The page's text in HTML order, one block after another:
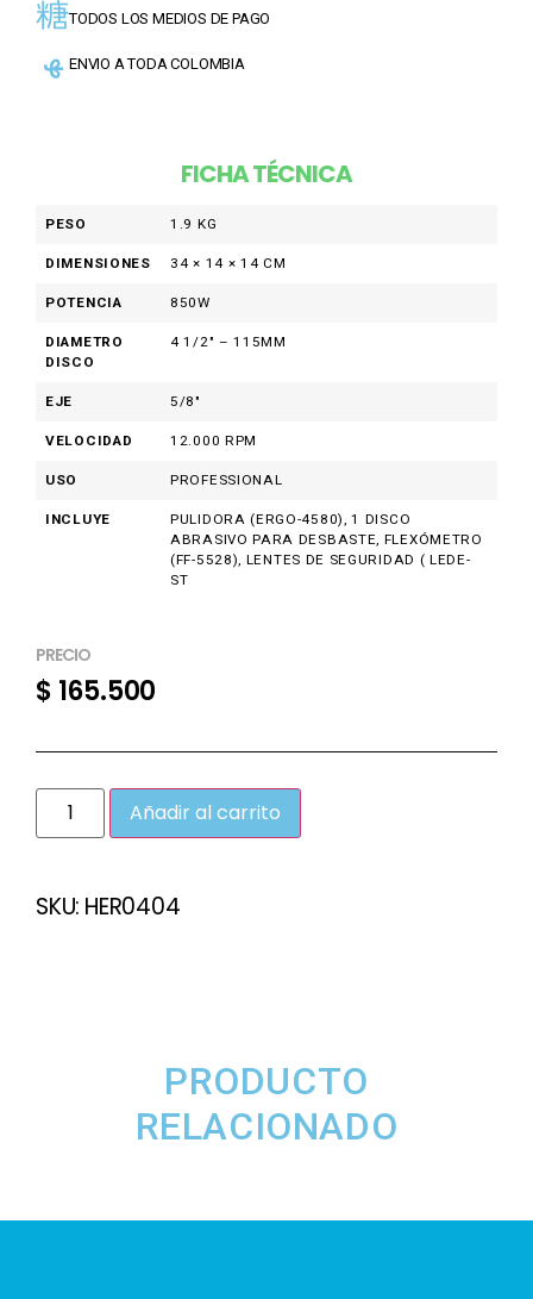
TODOS LOS MEDIOS DE PAGO
ENVIO A TODA COLOMBIA
FICHA TÉCNICA
PESO 1.9 KG
DIMENSIONES 34 × 14 × 14 CM
POTENCIA 850W
DIAMETRO
DISCO
4 1/2" – 115MM
EJE 5/8"
VELOCIDAD 12.000 RPM
USO PROFESSIONAL
INCLUYE
PULIDORA (ERGO-4580), 1 DISCO
ABRASIVO PARA DESBASTE, FLEXÓMETRO
(FF-5528), LENTES DE SEGURIDAD ( LEDE-
ST
PRECIO
$ 165.500
Añadir al carrito
SKU: HER0404
PRODUCTO
RELACIONADO